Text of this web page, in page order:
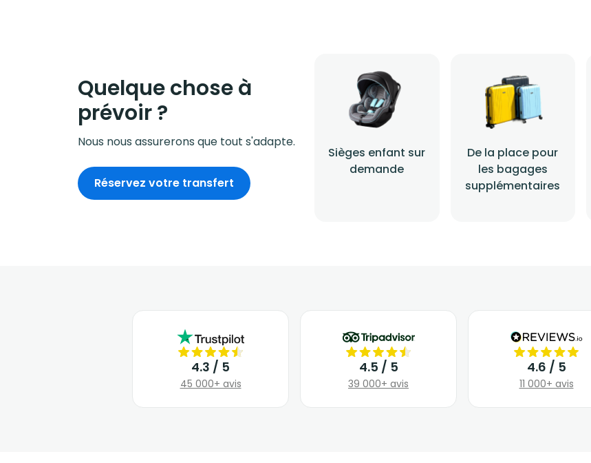
Quelque chose à
prévoir ?
Nous nous assurerons que tout s'adapte.
Sièges enfant sur
demande
De la place pour
les bagages
supplémentaires
Réservez votre transfert
4.3 / 5
45 000+ avis
4.5 / 5
39 000+ avis
4.6 / 5
11 000+ avis